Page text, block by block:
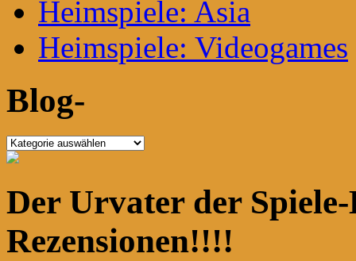
Heimspiele: Asia
Heimspiele: Videogames
Blog-
Blog-
Der Urvater der
Rezensionen!!!!